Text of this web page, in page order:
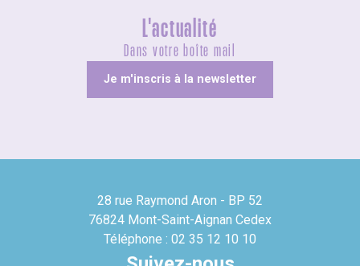
L'actualité
Dans votre boîte mail
Je m'inscris à la newsletter
28 rue Raymond Aron - BP 52
76824 Mont-Saint-Aignan Cedex
Téléphone : 02 35 12 10 10